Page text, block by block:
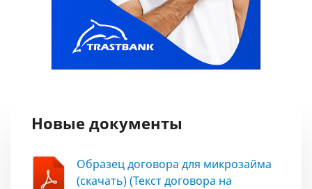
Новые документы
Образец договора для микрозайма
(скачать) (Текст договора на